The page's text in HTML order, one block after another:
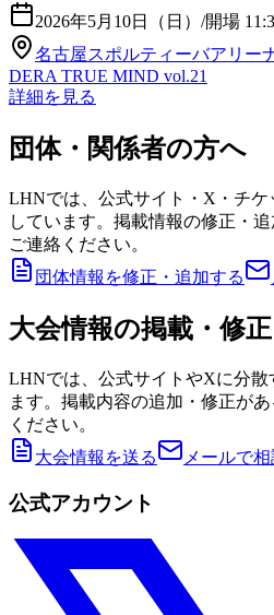
2026年5月10日（日） /開場
名古屋スポルティーバアリー
DERA TRUE MIND vol.21
詳細を見る
団体・関係者の方へ
LHNでは、公式サイト・X・チケ
しています。掲載情報の修正・
ご連絡ください。
団体情報を修正・追加する
大会情報の掲載・修
LHNでは、公式サイトやXに分
ます。掲載内容の追加・修正が
ください。
大会情報を送る
メールで
公式アカウント